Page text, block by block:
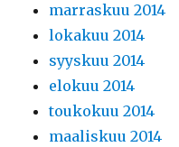
marraskuu 2014
lokakuu 2014
syyskuu 2014
elokuu 2014
toukokuu 2014
maaliskuu 2014